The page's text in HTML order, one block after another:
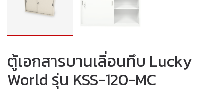
ตู้เอกสารบานเลื่อนทึบ Lucky
World รุ่น KSS-120-MC